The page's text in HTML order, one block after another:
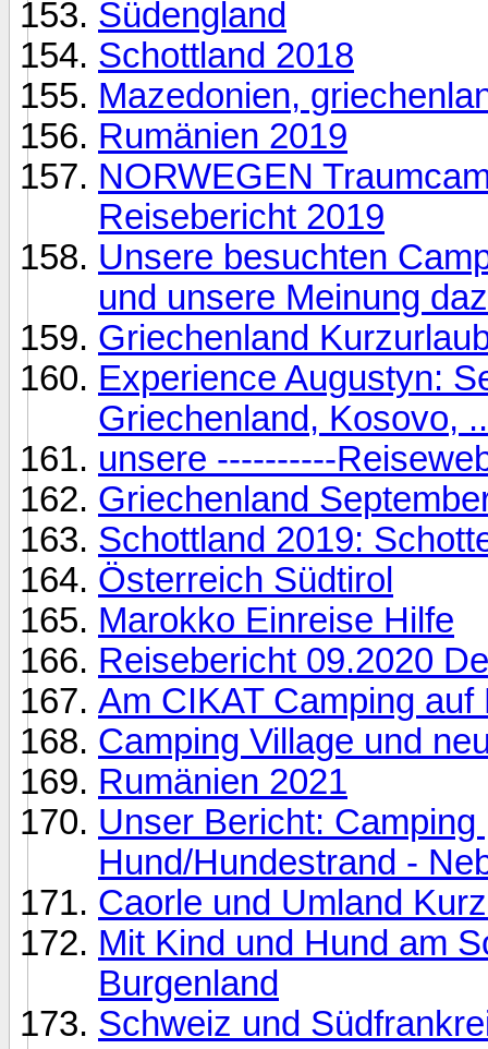
Südengland
Schottland 2018
Mazedonien,
Rumänien 2019
NORWEGEN
Reisebericht 2019
Unsere besuchten
und unsere Meinung
Griechenland
Experience Augustyn:
Griechenland, Kosovo,
unsere ----------
Griechenland
Schottland 2019:
Österreich Südtirol
Marokko Einreise Hilfe
Reisebericht 09.2020
Am CIKAT Camping auf
Camping Village und
Rumänien 2021
Unser Bericht:
Hund/Hundestrand -
Caorle und Umland
Mit Kind und Hund am
Burgenland
Schweiz und